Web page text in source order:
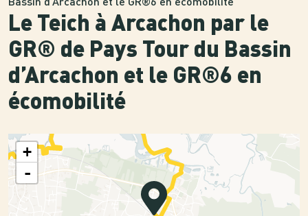
Le Teich à Arcachon par le
GR® de Pays Tour du Bassin
d’Arcachon et le GR®6 en
écomobilité
+
-